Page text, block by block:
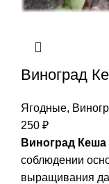
Виноград
Ягодные,
250 ₽
Виноград Кеша
соблюдении
выращивания